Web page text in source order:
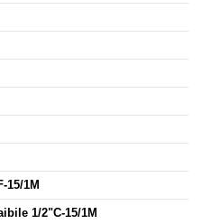
15/1M
1/2"C-15/1M